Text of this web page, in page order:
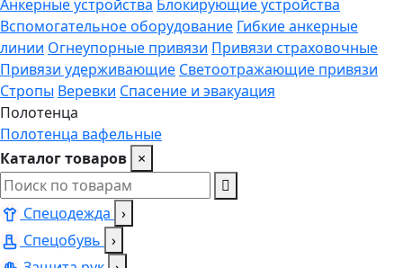
Анкерные устройства Блокирующие устройства
Вспомогательное оборудование Гибкие анкерные
линии Огнеупорные привязи Привязи страховочные
Привязи удерживающие Светоотражающие привязи
Стропы Веревки Спасение и эвакуация
Полотенца
Полотенца вафельные
Каталог товаров ×
Спецодежда ›
Спецобувь ›